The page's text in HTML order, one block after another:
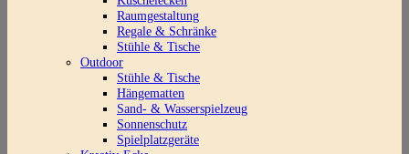
Raumgestaltung
Regale & Schränke
Stühle & Tische
Outdoor
Stühle & Tische
Hängematten
Sand- & Wasserspielzeug
Sonnenschutz
Spielplatzgeräte